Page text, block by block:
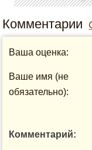
Комментарии
Ваша оценка:
Ваше имя (не
обязательно):
Комментарий: